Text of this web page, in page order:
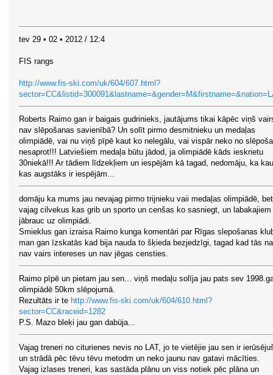
tev 29 • 02 • 2012 / 12:4
FIS rangs
http://www.fis-ski.com/uk/604/607.html?
Roberts Raimo gan ir baigais gudrinieks, jautājums tikai kāpēc viņš
nav slēpošanas savienībā? Un solīt pirmo desmitnieku un medaļas
olimpiādē, vai nu viņš pīpē kaut ko nelegālu, vai vispār neko no
nesaprot!!! Latviešiem medaļa būtu jādod, ja olimpiādē kāds ieskrietu
30niekā!!! Ar tādiem līdzekļiem un iespējām kā tagad, nedomāju, ka
kas augstāks ir iespējām...
domāju ka mums jau nevajag pirmo trijnieku vaii medaļas olimpiādē, bet
vajag cilvekus kas grib un sporto un cenšas ko sasniegt, un labakajiem
jābrauc uz olimpiādi.
Smieklus gan izraisa Raimo kunga komentāri par Rīgas slepošanas
man gan īzskatās kad bija nauda to šķieda bezjedzīgi, tagad kad tās
nav vairs intereses un nav jēgas censties.
Raimo pīpē un pietam jau sen... viņš medaļu solīja jau pats sev
olimpiādē 50km slēpojumā.
Rezultāts ir te http://www.fis-ski.com/uk/604/610.html?
sector=CC&raceid=1282
P.S. Mazo bleķi jau gan dabūja...
Vajag treneri no citurienes nevis no LAT, jo te vietējie jau sen ir
un strādā pēc tēvu tēvu metodm un neko jaunu nav gatavi mācīties.
Vajag izlases treneri, kas sastāda plānu un viss notiek pēc plāna un